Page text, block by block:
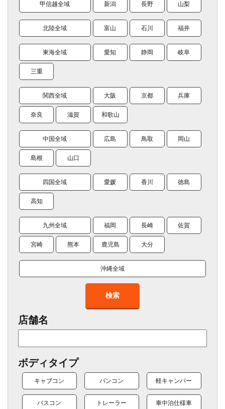
甲信越全域 新潟 長野 山梨
北陸全域 富山 石川 福井
東海全域 愛知 静岡 岐阜
三重
関西全域 大阪 京都 兵庫
奈良 滋賀 和歌山
中国全域 広島 鳥取 岡山
島根 山口
四国全域 愛媛 香川 徳島
高知
九州全域 福岡 長崎 佐賀
宮崎 熊本 鹿児島 大分
沖縄全域
検索
店舗名
ボディタイプ
キャブコン バンコン 軽キャンパー
バスコン トレーラー 車中泊仕様車